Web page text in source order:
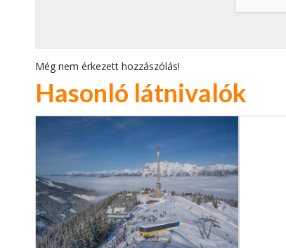
Még nem érkezett hozzászólás!
Hasonló látnivalók